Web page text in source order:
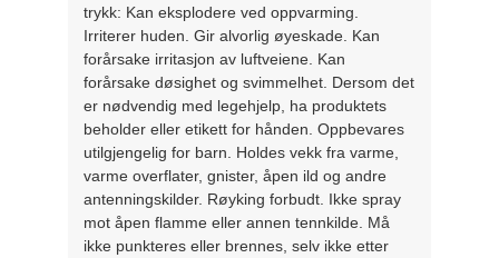
trykk: Kan eksplodere ved oppvarming.
Irriterer huden. Gir alvorlig øyeskade. Kan
forårsake irritasjon av luftveiene. Kan
forårsake døsighet og svimmelhet. Dersom det
er nødvendig med legehjelp, ha produktets
beholder eller etikett for hånden. Oppbevares
utilgjengelig for barn. Holdes vekk fra varme,
varme overflater, gnister, åpen ild og andre
antenningskilder. Røyking forbudt. Ikke spray
mot åpen flamme eller annen tennkilde. Må
ikke punkteres eller brennes, selv ikke etter